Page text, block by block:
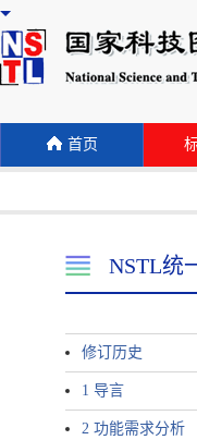
首页
NSTL统
修订历史
1 导言
2 功能需求分析